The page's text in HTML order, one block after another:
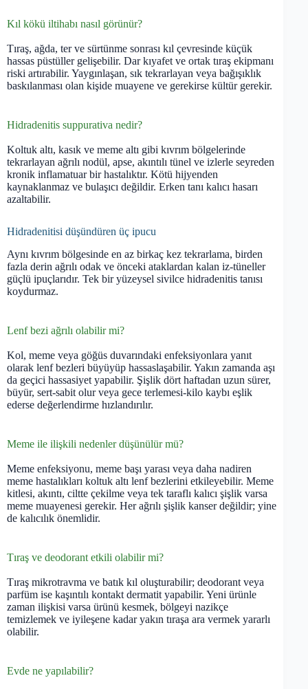
Kıl kökü iltihabı nasıl görünür?
Tıraş, ağda, ter ve sürtünme sonrası kıl çevresinde küçük
hassas püstüller gelişebilir. Dar kıyafet ve ortak tıraş ekipmanı
riski artırabilir. Yaygınlaşan, sık tekrarlayan veya bağışıklık
baskılanması olan kişide muayene ve gerekirse kültür gerekir.
Hidradenitis suppurativa nedir?
Koltuk altı, kasık ve meme altı gibi kıvrım bölgelerinde
tekrarlayan ağrılı nodül, apse, akıntılı tünel ve izlerle seyreden
kronik inflamatuar bir hastalıktır. Kötü hijyenden
kaynaklanmaz ve bulaşıcı değildir. Erken tanı kalıcı hasarı
azaltabilir.
Hidradenitisi düşündüren üç ipucu
Aynı kıvrım bölgesinde en az birkaç kez tekrarlama, birden
fazla derin ağrılı odak ve önceki ataklardan kalan iz-tüneller
güçlü ipuçlarıdır. Tek bir yüzeysel sivilce hidradenitis tanısı
koydurmaz.
Lenf bezi ağrılı olabilir mi?
Kol, meme veya göğüs duvarındaki enfeksiyonlara yanıt
olarak lenf bezleri büyüyüp hassaslaşabilir. Yakın zamanda aşı
da geçici hassasiyet yapabilir. Şişlik dört haftadan uzun sürer,
büyür, sert-sabit olur veya gece terlemesi-kilo kaybı eşlik
ederse değerlendirme hızlandırılır.
Meme ile ilişkili nedenler düşünülür mü?
Meme enfeksiyonu, meme başı yarası veya daha nadiren
meme hastalıkları koltuk altı lenf bezlerini etkileyebilir. Meme
kitlesi, akıntı, ciltte çekilme veya tek taraflı kalıcı şişlik varsa
meme muayenesi gerekir. Her ağrılı şişlik kanser değildir; yine
de kalıcılık önemlidir.
Tıraş ve deodorant etkili olabilir mi?
Tıraş mikrotravma ve batık kıl oluşturabilir; deodorant veya
parfüm ise kaşıntılı kontakt dermatit yapabilir. Yeni ürünle
zaman ilişkisi varsa ürünü kesmek, bölgeyi nazikçe
temizlemek ve iyileşene kadar yakın tıraşa ara vermek yararlı
olabilir.
Evde ne yapılabilir?